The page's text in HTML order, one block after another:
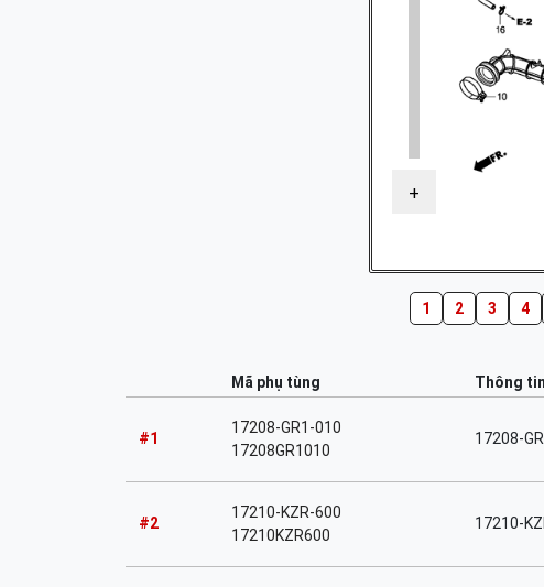
+
1 2 3 4
Mã phụ tùng Thông
#1
17208-GR1-010
17208GR1010
17208-
#2
17210-KZR-600
17210KZR600
17210-